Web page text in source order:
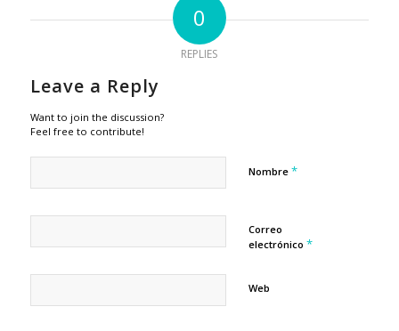
0
REPLIES
Leave a Reply
Want to join the discussion?
Feel free to contribute!
Nombre *
Correo
electrónico *
Web